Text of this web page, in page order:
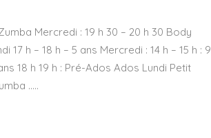
Mercredi : 19 h 30 – 20 h 30 Body
h – 18 h – 5 ans Mercredi : 14 h – 15 h : 9
18 h 19 h : Pré-Ados Ados Lundi Petit
…..